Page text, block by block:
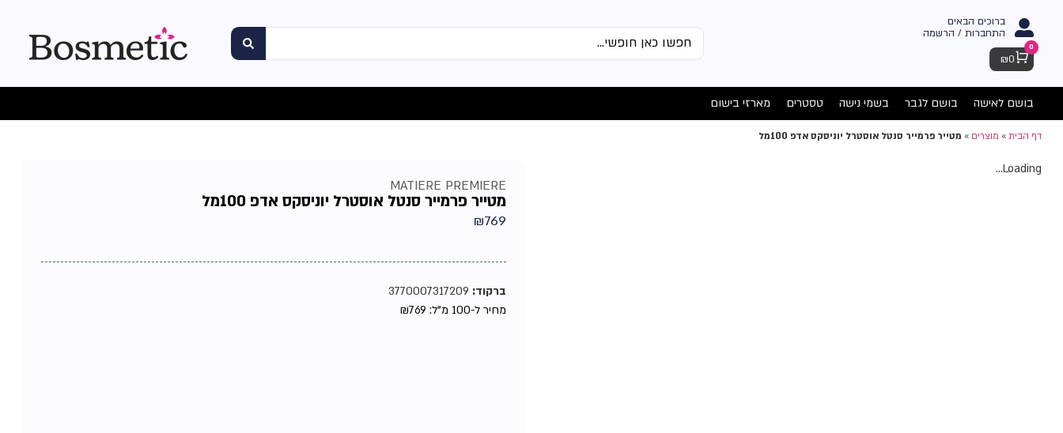
ברוכים הבאים
התחברות / הרשמה
Cart
0
₪0
בושם לאישה בושם לגבר בשמי נישה טסטרים מארזי בישום
דף הבית» מוצרים» מטייר פרמייר סנטל אוסטרל יוניסקס אדפ 100מל
Loading...
MATIERE PREMIERE
מטייר פרמייר סנטל אוסטרל יוניסקס אדפ 100מל
₪769
ברקוד:
מחיר ל-100 מ"ל:
₪769